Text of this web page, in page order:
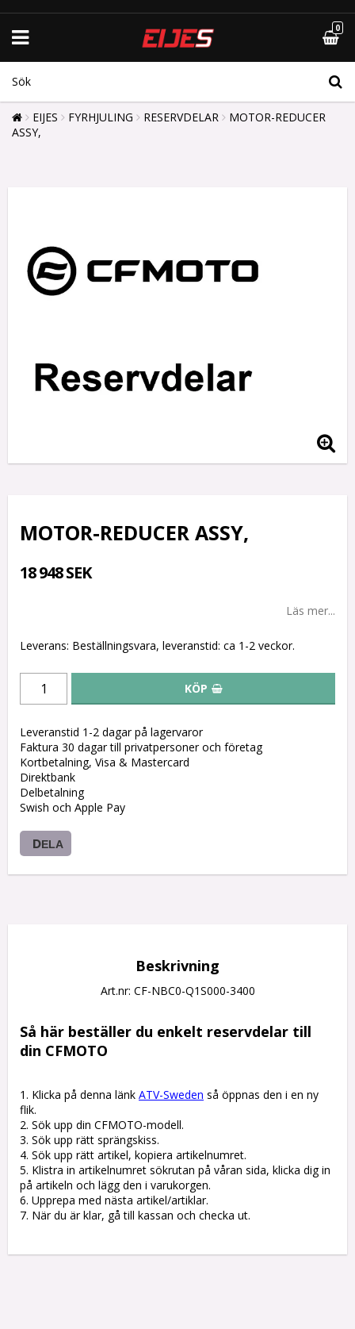
0
EIJES FYRHJULING RESERVDELAR
MOTOR-REDUCER
ASSY,
MOTOR-REDUCER ASSY,
18 948 SEK
Läs mer...
Leverans: Beställningsvara, leveranstid: ca 1-2 veckor.
KÖP
Leveranstid 1-2 dagar på lagervaror
Faktura 30 dagar till privatpersoner och företag
Kortbetalning, Visa & Mastercard
Direktbank
Delbetalning
Swish och Apple Pay
DELA
Beskrivning
Art.nr: CF-NBC0-Q1S000-3400
Så här beställer du enkelt reservdelar till
din CFMOTO
1. Klicka på denna länk ATV-Sweden så öppnas den i en ny
flik.
2. Sök upp din CFMOTO-modell.
3. Sök upp rätt sprängskiss.
4. Sök upp rätt artikel, kopiera artikelnumret.
5. Klistra in artikelnumret sökrutan på våran sida, klicka dig in
på artikeln och lägg den i varukorgen.
6. Upprepa med nästa artikel/artiklar.
7. När du är klar, gå till kassan och checka ut.